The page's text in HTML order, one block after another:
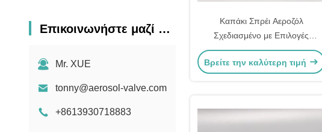
Κεφάλαια αερολύματος αντλίας
PU ΒΑΛΒΊΔΑ ΑΦΡΟΎ
Επικοινωνήστε μαζί μας
Mr. XUE
tonny@aerosol-valve.com
+8613930718883
Καπάκι Σπρέι Αεροζόλ
Σχεδιασμένο με Επιλογές
Προσαρμογής Χρωμάτων και
Επωνυμίας
Βρείτε την καλύτερη τιμή